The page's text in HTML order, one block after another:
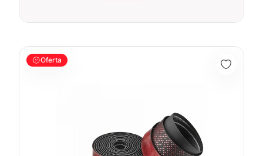
Cinta para Manillar Ciclovation Tape Advanced Ruta Carretera
Oferta